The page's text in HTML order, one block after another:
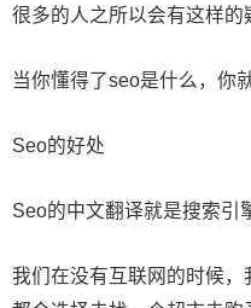
很多的人之所以会有这样的
当你懂得了seo是什么，你
Seo的好处
Seo的中文翻译就是搜索引
我们在没有互联网的时候，